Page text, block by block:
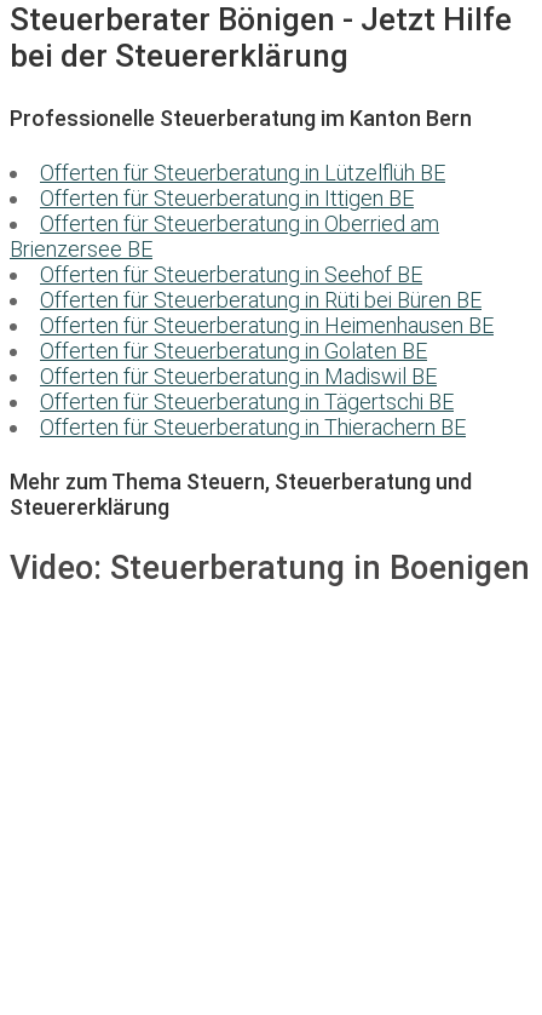
Steuerberater Bönigen - Jetzt Hilfe
bei der Steuererklärung
Professionelle Steuerberatung im Kanton Bern
Offerten für Steuerberatung in Lützelflüh BE
Offerten für Steuerberatung in Ittigen BE
Offerten für Steuerberatung in Oberried am
Brienzersee BE
Offerten für Steuerberatung in Seehof BE
Offerten für Steuerberatung in Rüti bei Büren BE
Offerten für Steuerberatung in Heimenhausen BE
Offerten für Steuerberatung in Golaten BE
Offerten für Steuerberatung in Madiswil BE
Offerten für Steuerberatung in Tägertschi BE
Offerten für Steuerberatung in Thierachern BE
Mehr zum Thema Steuern, Steuerberatung und
Steuererklärung
Video: Steuerberatung in Boenigen